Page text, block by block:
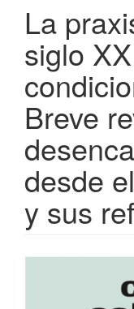
La
siglo
Breve
desde
y sus
Barra